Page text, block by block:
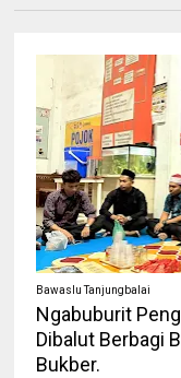
Bawaslu Tanjungbalai
Ngabuburit
Dibalut Berbagi
Bukber.